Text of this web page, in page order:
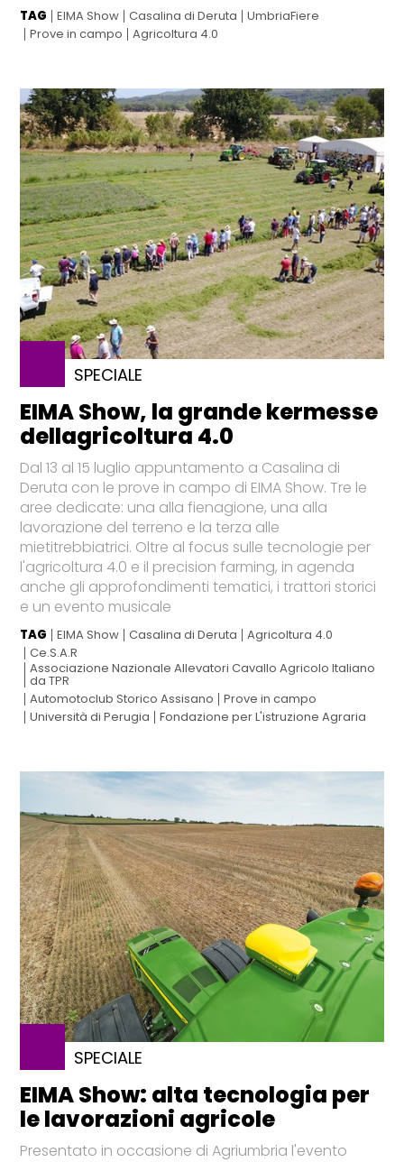
TAG EIMA Show Casalina di Deruta
UmbriaFiere
Prove in campo
Agricoltura 4.0
SPECIALE
EIMA Show, la grande kermesse
dellagricoltura 4.0
Dal 13 al 15 luglio appuntamento a Casalina di
Deruta con le prove in campo di EIMA Show. Tre le
aree dedicate: una alla fienagione, una alla
lavorazione del terreno e la terza alle
mietitrebbiatrici. Oltre al focus sulle tecnologie per
l'agricoltura 4.0 e il precision farming, in agenda
anche gli approfondimenti tematici, i trattori storici
e un evento musicale
TAG EIMA Show Casalina di Deruta
Agricoltura 4.0
Ce.S.A.R
Associazione Nazionale Allevatori Cavallo Agricolo Italiano
da TPR
Automotoclub Storico Assisano
Prove in campo
Università di Perugia
Fondazione per L'istruzione Agraria
SPECIALE
EIMA Show: alta tecnologia per
le lavorazioni agricole
Presentato in occasione di Agriumbria l'evento